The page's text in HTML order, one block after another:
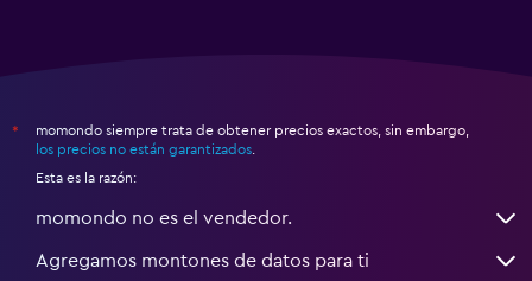
*
momondo siempre trata de obtener precios exactos, sin embargo,
los precios no están garantizados
Esta es la razón:
momondo no es el vendedor.
Agregamos montones de datos para ti